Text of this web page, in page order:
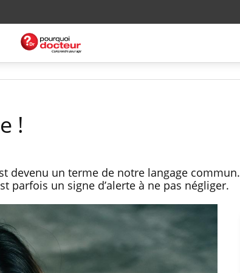
!
devenu un terme de notre langage commun.
parfois un signe d’alerte à ne pas négliger.